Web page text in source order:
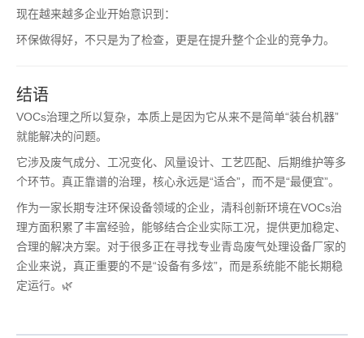
现在越来越多企业开始意识到：
环保做得好，不只是为了检查，更是在提升整个企业的竞争力。
结语
VOCs治理之所以复杂，本质上是因为它从来不是简单“装台机器”
就能解决的问题。
它涉及废气成分、工况变化、风量设计、工艺匹配、后期维护等多
个环节。真正靠谱的治理，核心永远是“适合”，而不是“最便宜”。
作为一家长期专注环保设备领域的企业，清科创新环境在VOCs治
理方面积累了丰富经验，能够结合企业实际工况，提供更加稳定、
合理的解决方案。对于很多正在寻找专业青岛废气处理设备厂家的
企业来说，真正重要的不是“设备有多炫”，而是系统能不能长期稳
定运行。🌿